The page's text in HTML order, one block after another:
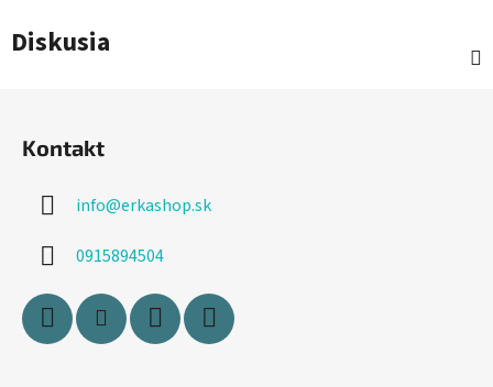
Diskusia
Kontakt
info@erkashop.sk
0915894504